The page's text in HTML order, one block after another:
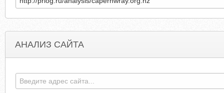
АНАЛИЗ САЙТА